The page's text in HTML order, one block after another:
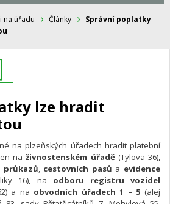
na úřadu Články
Správní poplatky
lze hradit
na plzeňských úřadech hradit platební
naživnostenském úřadě (Tylova 36),
průkazů, cestovních pasů a evidence
16), na odboru registru vozidel
a na obvodních úřadech 1 – 5 (alej